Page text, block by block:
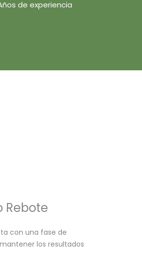
de experiencia
Rebote
con una fase de
los resultados